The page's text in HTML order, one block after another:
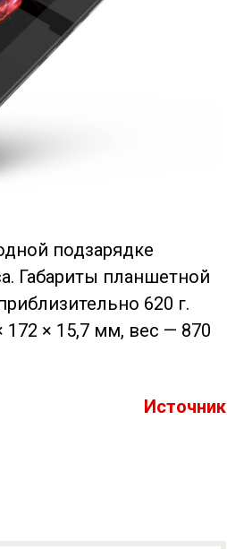
подзарядке
Габариты планшетной
620 г.
× 15,7 мм, вес — 870
Источник